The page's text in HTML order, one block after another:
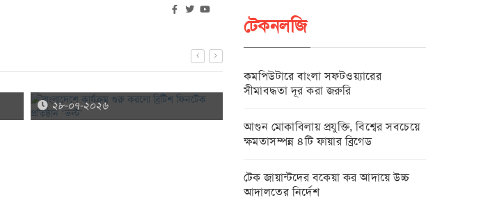
বাংলাদেশে কার্যক্রম শুরু করলো ব্রিটিশ ফিনটেক
২৮-০৭-২০২৬
শিশুদের জন্য স্কুলে AI Tool ব্যবহার বন্ধ করছে
নরওয়ে
টেকনলজি
কমপিউটারে বাংলা সফটওয়্যারের
সীমাবদ্ধতা দূর করা জরুরি
আগুন মোকাবিলায় প্রযুক্তি, বিশ্বের সবচেয়ে
ক্ষমতাসম্পন্ন ৪টি ফায়ার ব্রিগেড
টেক জায়ান্টদের বকেয়া কর আদায়ে উচ্চ
আদালতের নির্দেশ